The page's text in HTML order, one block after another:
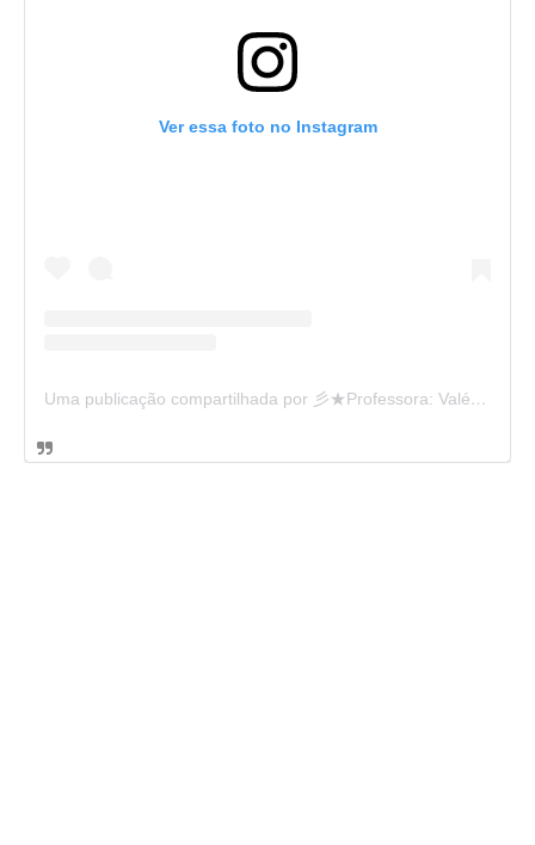
Ver essa foto no Instagram
Uma publicação compartilhada por 彡★Professora: Valéria·.¸¸.· (@ensinandocomcarinho)